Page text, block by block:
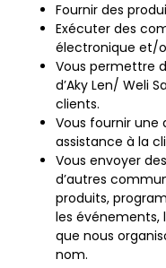
Fournir des
Exécuter des
électronique et/
Vous permettre
d’Aky Len/ Weli
clients.
Vous fournir
assistance à la
Vous envoyer
d’autres
produits,
les événements,
que nous
nom.